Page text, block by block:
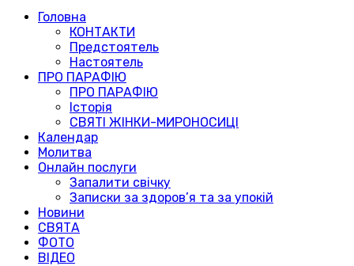
Головна
КОНТАКТИ
Предстоятель
Настоятель
ПРО ПАРАФІЮ
ПРО ПАРАФІЮ
Історія
СВЯТІ ЖІНКИ-МИРОНОСИЦІ
Календар
Молитва
Онлайн послуги
Запалити свічку
Записки за здоров’я та за упокій
Новини
СВЯТА
ФОТО
ВІДЕО